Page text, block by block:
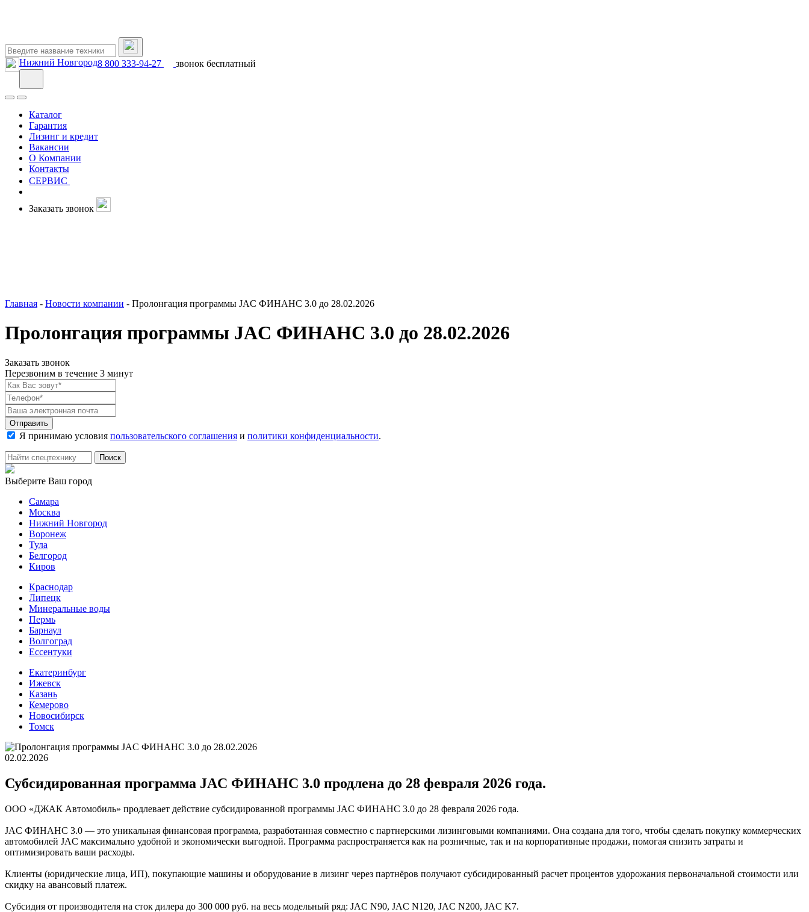
Нижний Новгород8 800 333-94-27 звонок бесплатный
Каталог
Гарантия
Лизинг и кредит
Вакансии
О Компании
Контакты
СЕРВИС
Заказать звонок
Главная - Новости компании - Пролонгация программы JAC ФИНАНС 3.0 до 28.02.2026
Пролонгация программы JAC ФИНАНС 3.0 до 28.02.2026
Заказать звонок
Перезвоним в течение 3 минут
Я принимаю условия пользовательского соглашения и политики конфиденциальности.
Выберите Ваш город
Самара
Москва
Нижний Новгород
Воронеж
Тула
Белгород
Киров
Краснодар
Липецк
Минеральные воды
Пермь
Барнаул
Волгоград
Еcсентуки
Екатеринбург
Ижевск
Казань
Кемерово
Новосибирск
Томск
02.02.2026
Субсидированная программа JAC ФИНАНС 3.0 продлена до 28 февраля 2026 года.
ООО «ДЖАК Автомобиль» продлевает действие субсидированной программы JAC ФИНАНС 3.0 до 28 февраля 2026 года.
JAC ФИНАНС 3.0 — это уникальная финансовая программа, разработанная совместно с партнерскими лизинговыми компаниями. Она создана для того, чтобы сделать покупку коммерческих
автомобилей JAC максимально удобной и экономически выгодной. Программа распространяется как на розничные, так и на корпоративные продажи, помогая снизить затраты и
оптимизировать ваши расходы.
Клиенты (юридические лица, ИП), покупающие машины и оборудование в лизинг через партнёров получают субсидированный расчет процентов удорожания первоначальной стоимости или
скидку на авансовый платеж.
Субсидия от производителя на сток дилера до 300 000 руб. на весь модельный ряд: JAC N90, JAC N120, JAC N200, JAC K7.